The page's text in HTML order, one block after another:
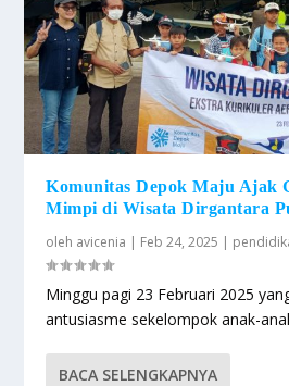
Komunitas Depok Maju Ajak
Mimpi di Wisata Dirgantara
oleh avicenia | Feb 24, 2025 |
Minggu pagi 23 Februari 2025
antusiasme sekelompok anak-
BACA SELENGKAPNYA